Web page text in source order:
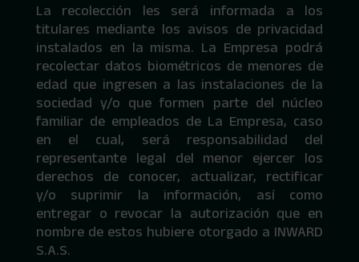
La recolección les será informada a los
titulares mediante los avisos de privacidad
instalados en la misma. La Empresa podrá
recolectar datos biométricos de menores de
edad que ingresen a las instalaciones de la
sociedad y/o que formen parte del núcleo
familiar de empleados de La Empresa, caso
en el cual, será responsabilidad del
representante legal del menor ejercer los
derechos de conocer, actualizar, rectificar
y/o suprimir la información, así como
entregar o revocar la autorización que en
nombre de estos hubiere otorgado a INWARD
S.A.S.